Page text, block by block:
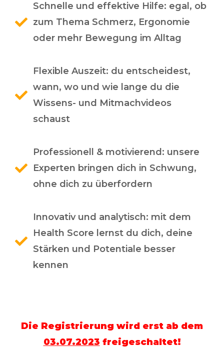
Schnelle und effektive Hilfe: egal, ob
zum Thema Schmerz, Ergonomie
oder mehr Bewegung im Alltag
Flexible Auszeit: du entscheidest,
wann, wo und wie lange du die
Wissens- und Mitmachvideos
schaust
Professionell & motivierend: unsere
Experten bringen dich in Schwung,
ohne dich zu überfordern
Innovativ und analytisch: mit dem
Health Score lernst du dich, deine
Stärken und Potentiale besser
kennen
Die Registrierung wird erst ab dem
03.07.2023 freigeschaltet!